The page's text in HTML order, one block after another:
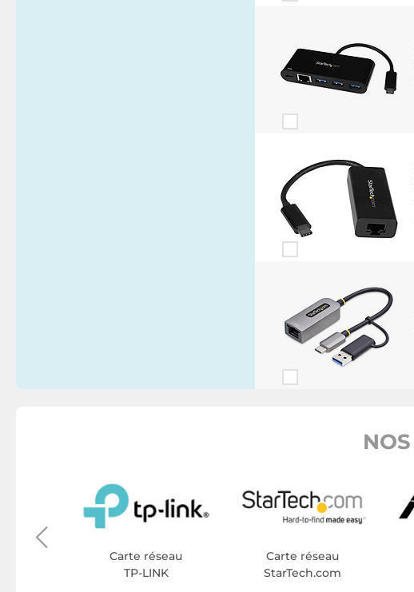
Carte réseau
TP-LINK
Carte réseau
StarTech.com